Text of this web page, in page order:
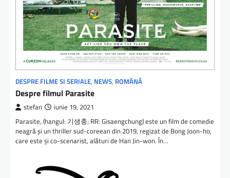
DESPRE FILME SI SERIALE, NEWS, ROMÂNĂ
Despre filmul Parasite
stefan iunie 19, 2021
Parasite, (hangul: 기생충; RR: Gisaengchung) este un film de comedie
neagră și un thriller sud-coreean din 2019, regizat de Bong Joon-ho,
care este și co-scenarist, alături de Han Jin-won⁠. În…